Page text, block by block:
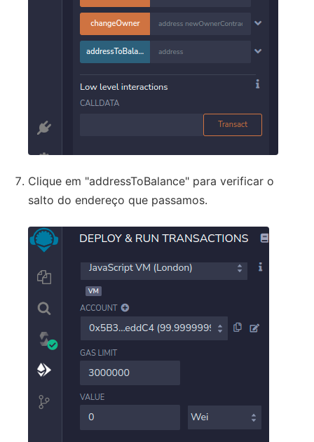
Clique em "addressToBalance" para verificar o
salto do endereço que passamos.